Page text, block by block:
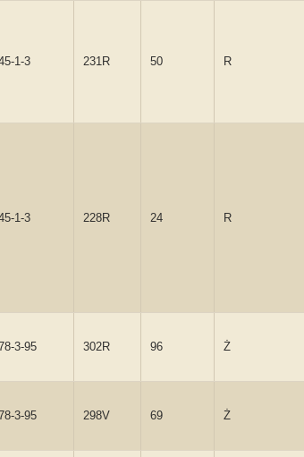
1-3 231R 50 R
1-3 228R 24 R
3-95 302R 96 Ż
3-95 298V 69 Ż